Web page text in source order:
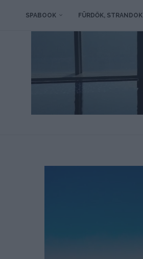
SPABOOK FÜRDŐK, STRANDOK